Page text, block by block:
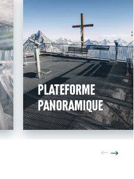
Plateforme
panoramique